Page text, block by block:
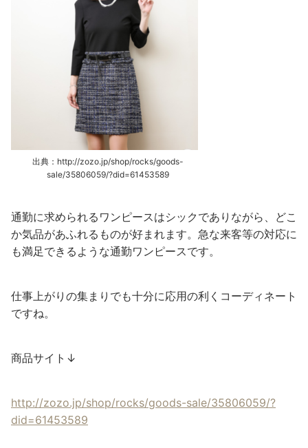
出典：http://zozo.jp/shop/rocks/goods-
sale/35806059/?did=61453589
通勤に求められるワンピースはシックでありながら、どこ
か気品があふれるものが好まれます。急な来客等の対応に
も満足できるような通勤ワンピースです。
仕事上がりの集まりでも十分に応用の利くコーディネート
ですね。
商品サイト↓
http://zozo.jp/shop/rocks/goods-sale/35806059/?
did=61453589